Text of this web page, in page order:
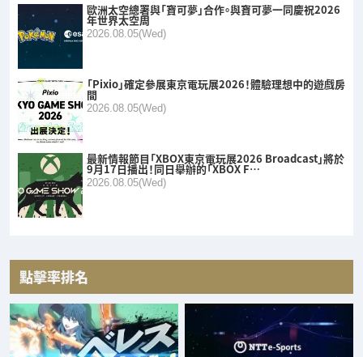
歐洲太空總署與「寶可夢」合作。與寶可夢一同慶祝2026
年世界太空周
2026.08.05(Wed)
「Pixio」確定參展東京電玩展2026！體驗理想中的遊戲房
間
2026.08.05(Wed)
最新情報節目「XBOX東京電玩展2026 Broadcast」將於
9月17日播出！同日舉辦的「XBOX F…
2026.08.05(Wed)
點擊率排名